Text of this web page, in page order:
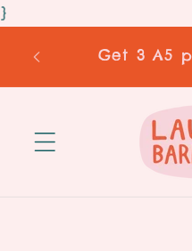
}
Ir
directamente
al contenidoGet 3 A5